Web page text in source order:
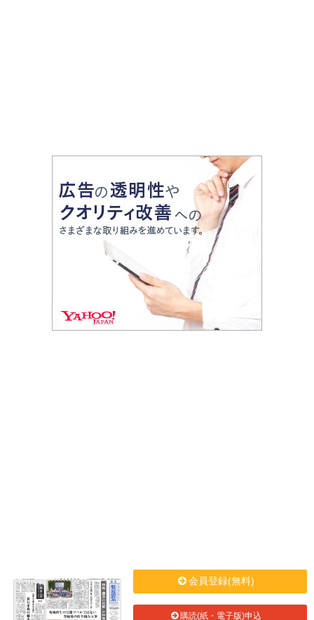
会員登録(無料)
購読(紙・電子版)申込